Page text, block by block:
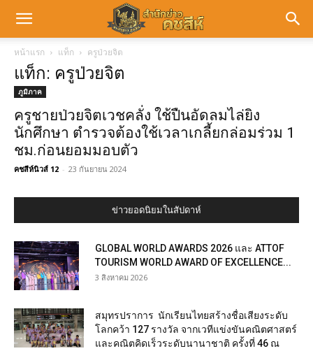
หน้าแรก แท็ก ครูป่วยจิต
แท็ก: ครูป่วยจิต
ภูมิภาค
ครูชายป่วยจิตเวชคลั่ง ใช้ปืนอัดลมไล่ยิง
นักศึกษา ตำรวจต้องใช้เวลาเกลี้ยกล่อมร่วม 1
ชม.ก่อนยอมมอบตัว
คชสีห์นิวส์ 12 - 23 กันยายน 2024
ข่าวยอดนิยมในสัปดาห์
GLOBAL WORLD AWARDS 2026 และ ATTOF
TOURISM WORLD AWARD OF EXCELLENCE...
3 สิงหาคม 2026
สมุทรปราการ นักเรียนไทยสร้างชื่อเสียงระดับ
โลกคว้า 127 รางวัล จากเวทีแข่งขันคณิตศาสตร์
และคณิตคิดเร็วระดับนานาชาติ ครั้งที่ 46 ณ